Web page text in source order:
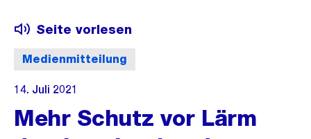
Medienmitteilung
Seite vorlesen
14. Juli 2021
Mehr Schutz vor Lärm